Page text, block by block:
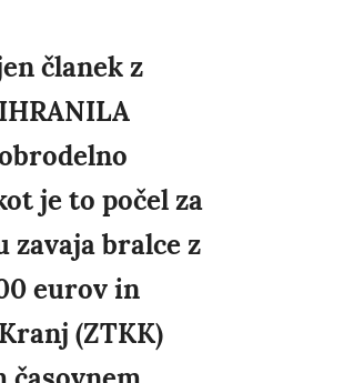
članek z
je to počel za
zavaja bralce z
eurov in
(ZTKK)